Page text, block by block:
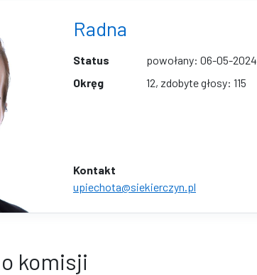
Radna
Status
powołany: 06-05-2024
Okręg
12, zdobyte głosy: 115
Kontakt
upiechota@siekierczyn.pl
komisji